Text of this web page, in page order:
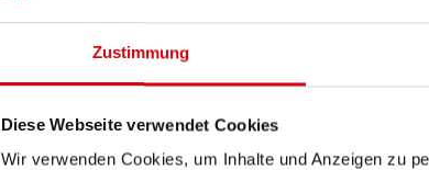
Zustimmung
Diese Webseite verwendet Cookies
Wir verwenden Cookies, um Inhalte und Anzeigen zu